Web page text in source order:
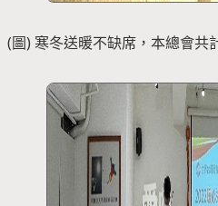
(圖) 寒冬送暖不缺席，本總會共